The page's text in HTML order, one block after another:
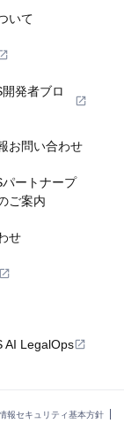
いて
発者ブロ
お問い合わせ
ートナープ
ご案内
せ
AI LegalOps
報セキュリティ基本方針